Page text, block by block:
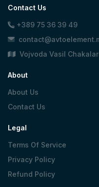
Contact Us
+389 75 36 39 49
Vojvoda Vasil
About
About Us
Contact Us
Legal
Terms Of Service
Privacy Policy
Refund Policy